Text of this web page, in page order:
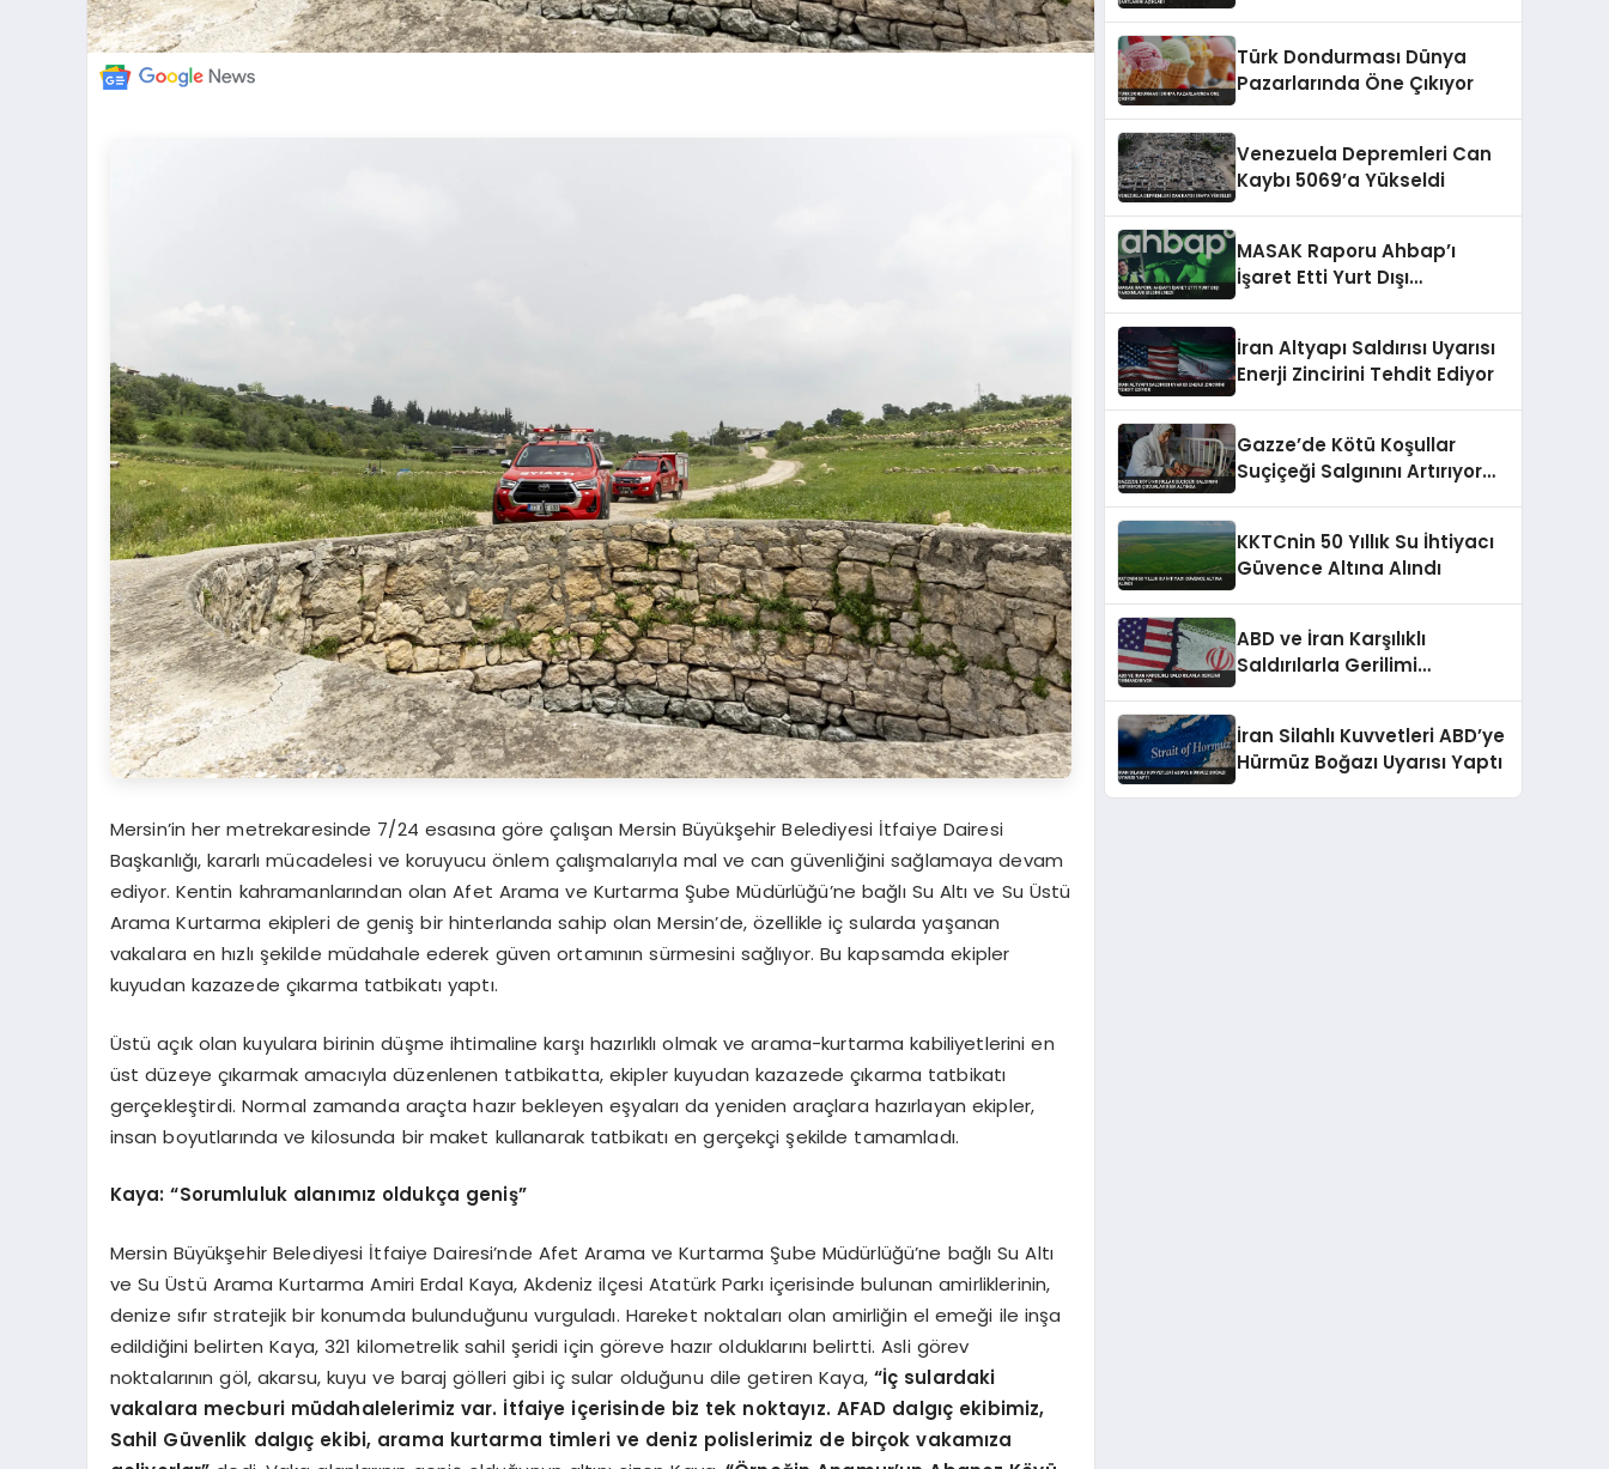
Mersin’in her metrekaresinde 7/24 esasına göre çalışan Mersin Büyükşehir Belediyesi İtfaiye Dairesi
Başkanlığı, kararlı mücadelesi ve koruyucu önlem çalışmalarıyla mal ve can güvenliğini sağlamaya devam
ediyor. Kentin kahramanlarından olan Afet Arama ve Kurtarma Şube Müdürlüğü’ne bağlı Su Altı ve Su Üstü
Arama Kurtarma ekipleri de geniş bir hinterlanda sahip olan Mersin’de, özellikle iç sularda yaşanan
vakalara en hızlı şekilde müdahale ederek güven ortamının sürmesini sağlıyor. Bu kapsamda ekipler
kuyudan kazazede çıkarma tatbikatı yaptı.
Üstü açık olan kuyulara birinin düşme ihtimaline karşı hazırlıklı olmak ve arama-kurtarma kabiliyetlerini en
üst düzeye çıkarmak amacıyla düzenlenen tatbikatta, ekipler kuyudan kazazede çıkarma tatbikatı
gerçekleştirdi. Normal zamanda araçta hazır bekleyen eşyaları da yeniden araçlara hazırlayan ekipler,
insan boyutlarında ve kilosunda bir maket kullanarak tatbikatı en gerçekçi şekilde tamamladı.
Kaya: “Sorumluluk alanımız oldukça geniş”
Mersin Büyükşehir Belediyesi İtfaiye Dairesi’nde Afet Arama ve Kurtarma Şube Müdürlüğü’ne bağlı Su Altı
ve Su Üstü Arama Kurtarma Amiri Erdal Kaya, Akdeniz ilçesi Atatürk Parkı içerisinde bulunan amirliklerinin,
denize sıfır stratejik bir konumda bulunduğunu vurguladı. Hareket noktaları olan amirliğin el emeği ile inşa
edildiğini belirten Kaya, 321 kilometrelik sahil şeridi için göreve hazır olduklarını belirtti. Asli görev
noktalarının göl, akarsu, kuyu ve baraj gölleri gibi iç sular olduğunu dile getiren Kaya, “İç sulardaki
vakalara mecburi müdahalelerimiz var. İtfaiye içerisinde biz tek noktayız. AFAD dalgıç ekibimiz,
Sahil Güvenlik dalgıç ekibi, arama kurtarma timleri ve deniz polislerimiz de birçok vakamıza
Türk Dondurması Dünya
Pazarlarında Öne Çıkıyor
Venezuela Depremleri Can
Kaybı 5069’a Yükseldi
MASAK Raporu Ahbap’ı
İşaret Etti Yurt Dışı
İran Altyapı Saldırısı Uyarısı
Enerji Zincirini Tehdit Ediyor
Gazze’de Kötü Koşullar
Suçiçeği Salgınını Artırıyor
KKTCnin 50 Yıllık Su İhtiyacı
Güvence Altına Alındı
ABD ve İran Karşılıklı
Saldırılarla Gerilimi
İran Silahlı Kuvvetleri ABD’ye
Hürmüz Boğazı Uyarısı Yaptı